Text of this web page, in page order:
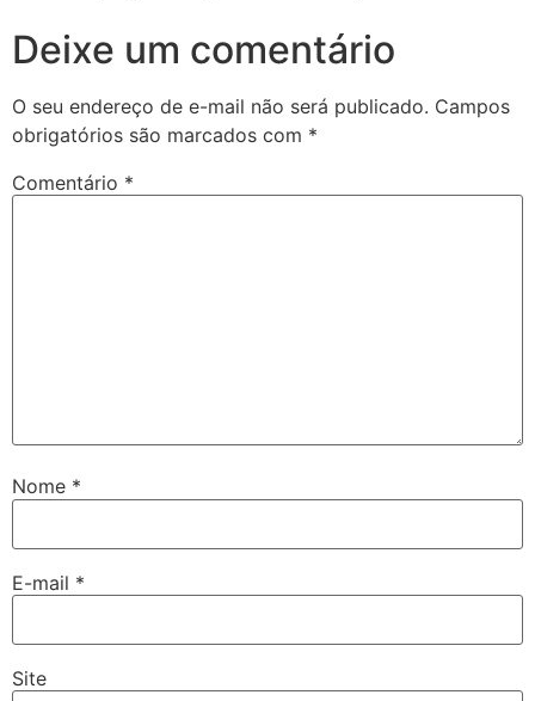
Deixe um comentário
O seu endereço de e-mail não será publicado. Campos
obrigatórios são marcados com *
Comentário *
Nome *
E-mail *
Site